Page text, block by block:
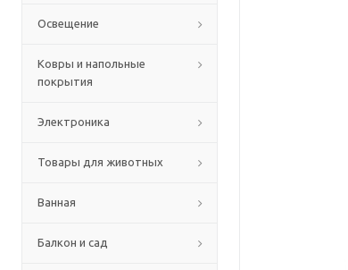
Освещение
Ковры и напольные
покрытия
Электроника
Товары для животных
Ванная
Балкон и сад